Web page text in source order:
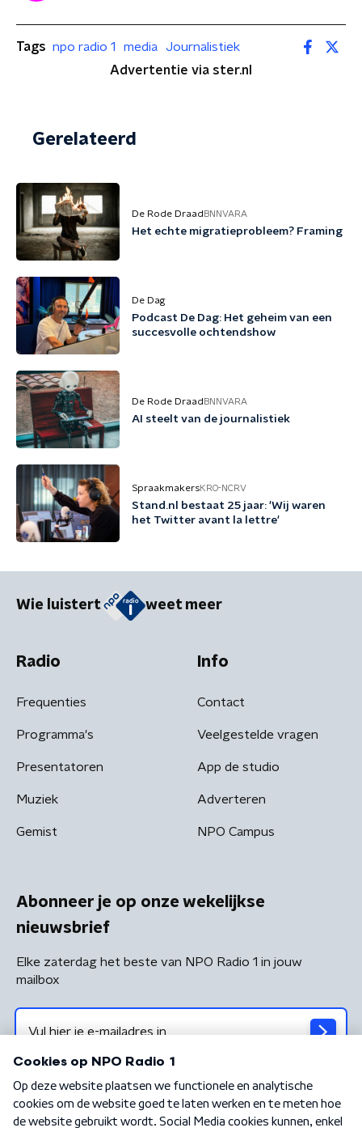
Tags npo radio 1 media
Journalistiek
Advertentie via ster.nl
Gerelateerd
De Rode Draad BNNVARA
Het echte migratieprobleem? Framing
De Dag
Podcast De Dag: Het geheim van een
succesvolle ochtendshow
De Rode Draad BNNVARA
AI steelt van de journalistiek
SpraakmakersKRO-NCRV
Stand.nl bestaat 25 jaar: 'Wij waren
het Twitter avant la lettre'
Wie luistert weet meer
Radio
Frequenties
Programma's
Presentatoren
Muziek
Gemist
Info
Contact
Veelgestelde vragen
App de studio
Adverteren
NPO Campus
Abonneer je op onze wekelijkse
nieuwsbrief
Elke zaterdag het beste van NPO Radio 1 in jouw
mailbox